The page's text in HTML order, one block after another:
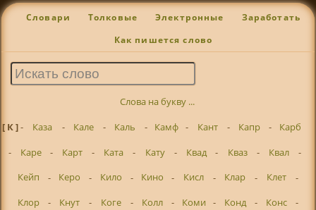
Словари Толковые Электронные Заработать
Как пишется слово
Слова на букву ...
[ К ]- Каза - Кале - Каль - Камф - Кант - Капр -
Карб
-
Каре - Карт - Ката - Кату - Квад - Кваз - Квал
-
Кейп
- Керо - Кило - Кино - Кисл - Клар - Клет
-
Клор
- Кнут - Коге - Колл - Коми - Конд - Конс
-